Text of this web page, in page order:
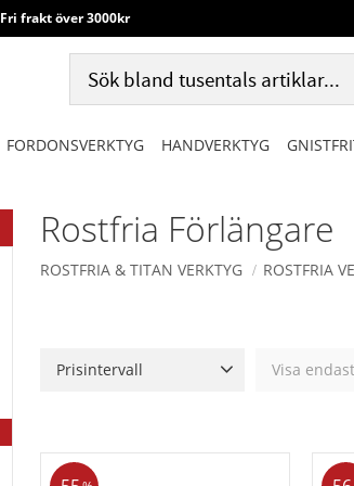
Fri frakt över 3000kr
FORDONSVERKTYG HANDVERKTYG
Rostfria Förlängare
ROSTFRIA & TITAN VERKTYG ROSTFRIA
Prisintervall Visa endast